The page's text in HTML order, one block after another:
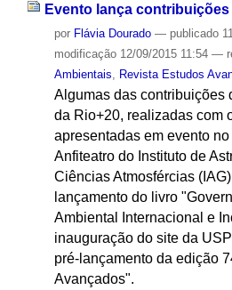
Evento lança contribuições
por Flávia Dourado — publicado
modificação12/09/2015 11:54 —
Ambientais
Revista Estudos
Algumas das contribuições
da Rio+20, realizadas com
apresentadas em evento
Anfiteatro do Instituto de
Ciências Atmosfércias
lançamento do livro
Ambiental Internacional e
inauguração do site da
pré-lançamento da edição
Avançados".